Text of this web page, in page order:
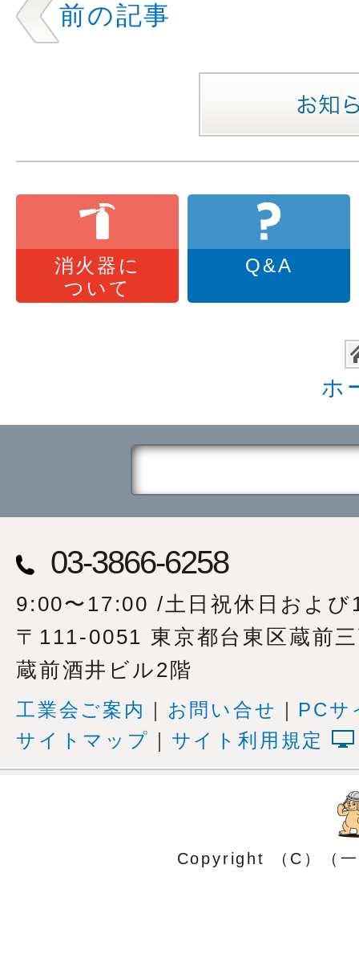
前の記事
消火器に
ついて
Q&A
ホ
03-3866-6258
9:00〜17:00 /土日祝休日およ
〒111-0051 東京都台東区蔵前
蔵前酒井ビル2階
工業会ご案内 お問い合せ
PCサ
サイトマップ
サイト利用規定
Copyright （C）（